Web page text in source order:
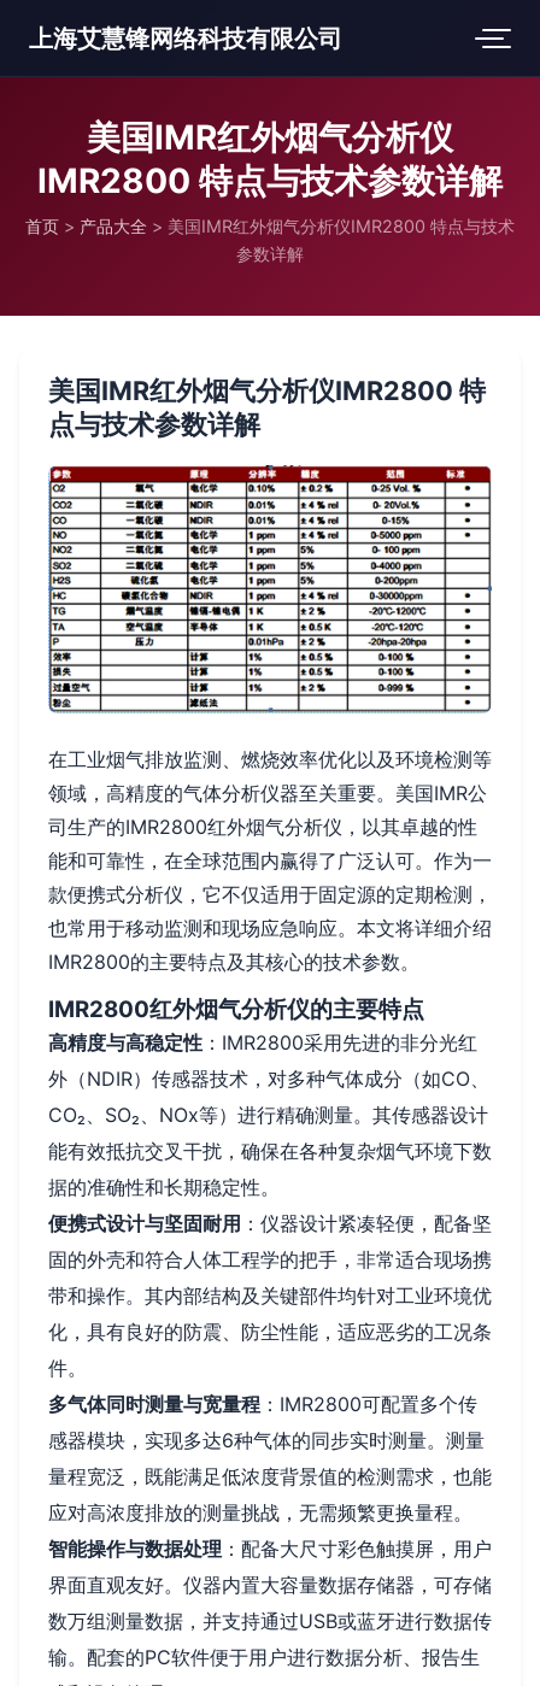
上海艾慧锋网络科技有限公司
美国IMR红外烟气分析仪
IMR2800 特点与技术参数详解
首页 > 产品大全 > 美国IMR红外烟气分析仪IMR2800 特点与技术
参数详解
美国IMR红外烟气分析仪IMR2800 特
点与技术参数详解
在工业烟气排放监测、燃烧效率优化以及环境检测等
领域，高精度的气体分析仪器至关重要。美国IMR公
司生产的IMR2800红外烟气分析仪，以其卓越的性
能和可靠性，在全球范围内赢得了广泛认可。作为一
款便携式分析仪，它不仅适用于固定源的定期检测，
也常用于移动监测和现场应急响应。本文将详细介绍
IMR2800的主要特点及其核心的技术参数。
IMR2800红外烟气分析仪的主要特点
高精度与高稳定性 ：IMR2800采用先进的非分光红
外（NDIR）传感器技术，对多种气体成分（如CO、
CO₂、SO₂、NOx等）进行精确测量。其传感器设计
能有效抵抗交叉干扰，确保在各种复杂烟气环境下数
据的准确性和长期稳定性。
便携式设计与坚固耐用 ：仪器设计紧凑轻便，配备坚
固的外壳和符合人体工程学的把手，非常适合现场携
带和操作。其内部结构及关键部件均针对工业环境优
化，具有良好的防震、防尘性能，适应恶劣的工况条
件。
多气体同时测量与宽量程 ：IMR2800可配置多个传
感器模块，实现多达6种气体的同步实时测量。测量
量程宽泛，既能满足低浓度背景值的检测需求，也能
应对高浓度排放的测量挑战，无需频繁更换量程。
智能操作与数据处理 ：配备大尺寸彩色触摸屏，用户
界面直观友好。仪器内置大容量数据存储器，可存储
数万组测量数据，并支持通过USB或蓝牙进行数据传
输。配套的PC软件便于用户进行数据分析、报告生